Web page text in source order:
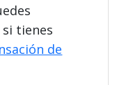
tienes
de